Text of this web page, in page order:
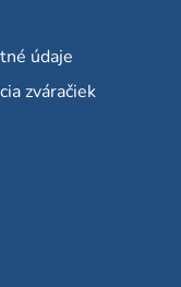
údaje
zváračiek